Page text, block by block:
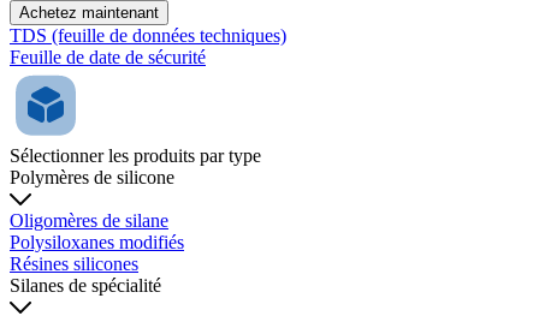
Achetez maintenant
TDS (feuille de données techniques)
Feuille de date de sécurité
Sélectionner les produits par type
Polymères de silicone
Oligomères de silane
Polysiloxanes modifiés
Résines silicones
Silanes de spécialité